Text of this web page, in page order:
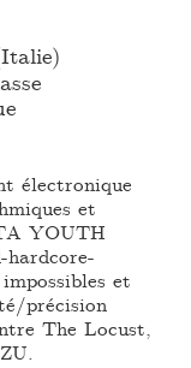
électronique
et
YOUTH
et
précision
The Locust,